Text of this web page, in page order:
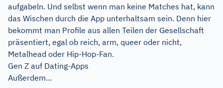
aufgabeln. Und selbst wenn man keine Matches hat, kann
das Wischen durch die App unterhaltsam sein. Denn hier
bekommt man Profile aus allen Teilen der Gesellschaft
präsentiert, egal ob reich, arm, queer oder nicht,
Metalhead oder Hip-Hop-Fan.
Gen Z auf Dating-Apps
Außerdem...